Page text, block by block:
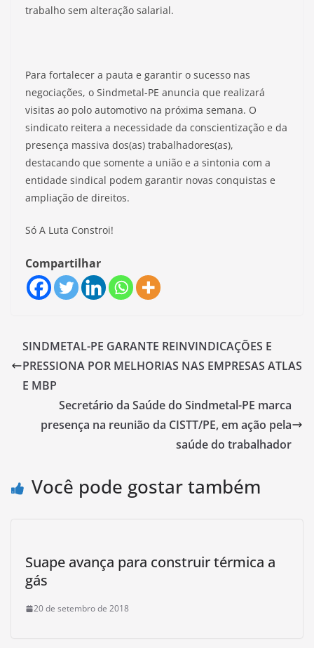
trabalho sem alteração salarial.
​Para fortalecer a pauta e garantir o sucesso nas
negociações, o Sindmetal-PE anuncia que realizará
visitas ao polo automotivo na próxima semana. O
sindicato reitera a necessidade da conscientização e da
presença massiva dos(as) trabalhadores(as),
destacando que somente a união e a sintonia com a
entidade sindical podem garantir novas conquistas e
ampliação de direitos.
​Só A Luta Constroi!
Compartilhar
SINDMETAL-PE GARANTE REINVINDICAÇÕES E
PRESSIONA POR MELHORIAS NAS EMPRESAS ATLAS
E MBP
Secretário da Saúde do Sindmetal-PE marca
presença na reunião da CISTT/PE, em ação pela
saúde do trabalhador
Você pode gostar também
Suape avança para construir térmica a
gás
20 de setembro de 2018